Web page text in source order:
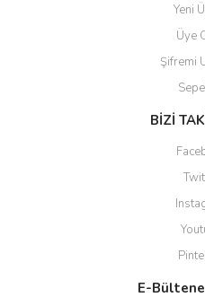
Yeni
Üye
Şifremi
BİZİ
E-